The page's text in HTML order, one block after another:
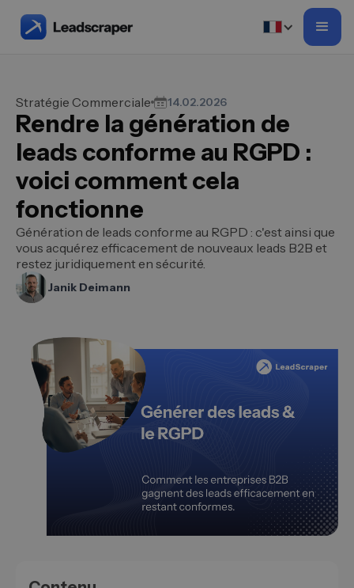
Stratégie Commerciale 14.02.2026
Rendre la génération de
leads conforme au RGPD :
voici comment cela
fonctionne
Génération de leads conforme au RGPD : c'est ainsi que
vous acquérez efficacement de nouveaux leads B2B et
restez juridiquement en sécurité.
Janik Deimann